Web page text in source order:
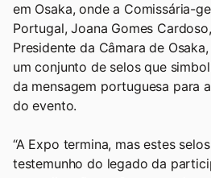
em Osaka, onde a Comissária-
Portugal, Joana Gomes
Presidente da Câmara de
um conjunto de selos que
da mensagem portuguesa para
do evento.
“A Expo termina, mas estes
testemunho do legado da